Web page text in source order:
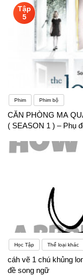
Tập
5
Phim Phim bộ
CĂN PHÒNG MA
( SEASON 1 ) – Phụ
Học Tập Thể loại khác
cáh vẽ 1 chú khủng
đề song ngữ